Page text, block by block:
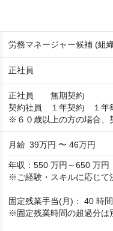
労務マネージャー候補 (組
正社員
正社員　　無期契約
契約社員　１年契約　１
※６０歳以上の方の場合、
月給 39万円 〜 46万円
年収：550 万円～650 万円
※ご経験・スキルに応じて
固定残業手当(月)： 40 時
※固定残業時間の超過分は